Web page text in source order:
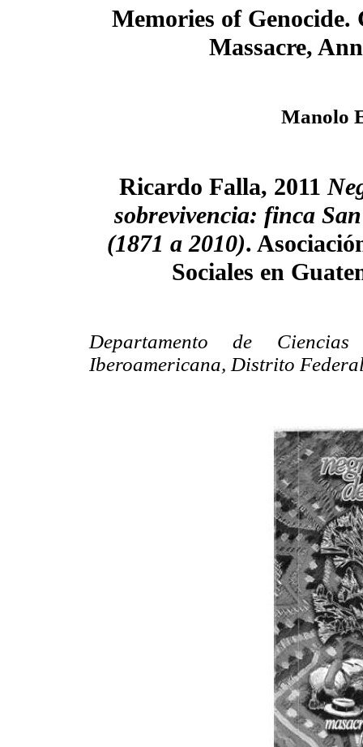
Memories of Genocide.
Massacre,
Manolo
Ricardo Falla, 2011
sobrevivencia: finca
(1871 a 2010).
Sociales en
Departamento de
Iberoamericana, Distrito